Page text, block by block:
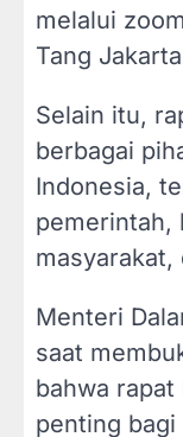
melalui
Tang
Selain itu,
berbagai
Indonesia,
pemerintah,
masyarakat,
Menteri
saat
bahwa
penting bagi